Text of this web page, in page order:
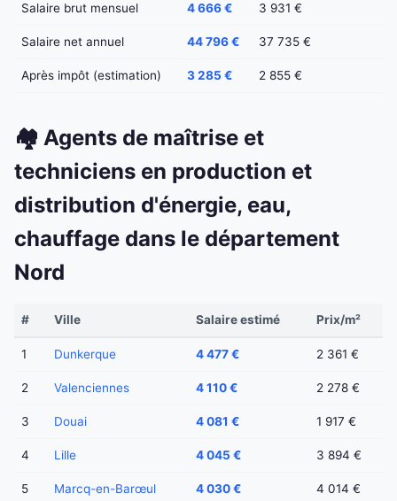
Salaire brut mensuel 4 666 € 3 931 €
Salaire net annuel 44 796 € 37 735 €
Après impôt (estimation) 3 285 € 2 855 €
🏘️ Agents de maîtrise et
techniciens en production et
distribution d'énergie, eau,
chauffage dans le département
Nord
# Ville Salaire estimé Prix/m²
1 Dunkerque 4 477 € 2 361 €
2 Valenciennes 4 110 € 2 278 €
3 Douai 4 081 € 1 917 €
4 Lille 4 045 € 3 894 €
5 Marcq-en-Barœul 4 030 € 4 014 €